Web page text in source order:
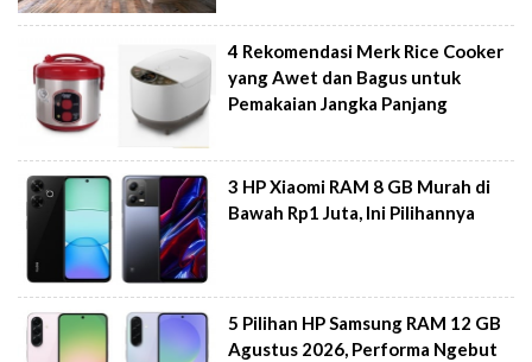
4 Rekomendasi Merk Rice Cooker
yang Awet dan Bagus untuk
Pemakaian Jangka Panjang
3 HP Xiaomi RAM 8 GB Murah di
Bawah Rp1 Juta, Ini Pilihannya
5 Pilihan HP Samsung RAM 12 GB
Agustus 2026, Performa Ngebut